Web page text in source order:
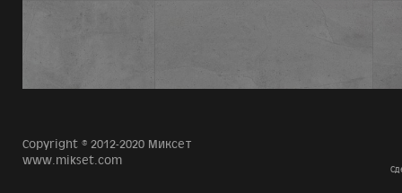
Copyright © 2012-2020 Миксет
www.mikset.com